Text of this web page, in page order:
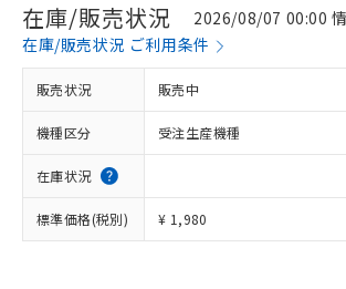
在庫/販売状況
2026/08/07 00:00
在庫/販売状況 ご利用条件
販売状況 販売中
機種区分 受注生産機種
在庫状況
標準価格(税別) ¥ 1,980